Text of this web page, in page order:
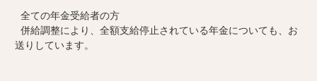
全ての年金受給者の方
併給調整により、全額支給停止されている年金についても、お
送りしています。